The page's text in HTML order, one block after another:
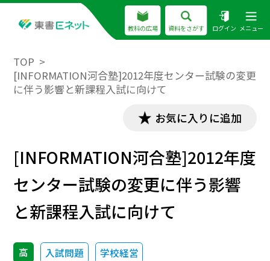
教科の広場 資料をさがす ログイン メニュー
TOP
[INFORMATION河合塾]2012年度センター試験の変更
に伴う影響と新課程入試に向けて
お気に入りに追加
[INFORMATION河合塾]2012年度
センター試験の変更に伴う影響
と新課程入試に向けて
高 入試問題 学校経営